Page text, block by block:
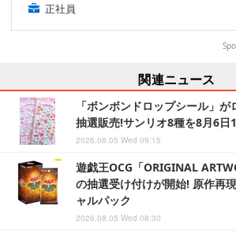
正社員
関連ニュース
「ボンボンドロップシール」
抽選販売!サンリオ8種を8月6日
2026.08.05 Wed 09:15
遊戯王OCG「ORIGINAL
の抽選受け付けが開始! 原作再
ャルパック
2026.08.05 Wed 08:30